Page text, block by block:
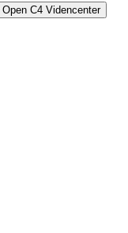
Open C4 Videncenter